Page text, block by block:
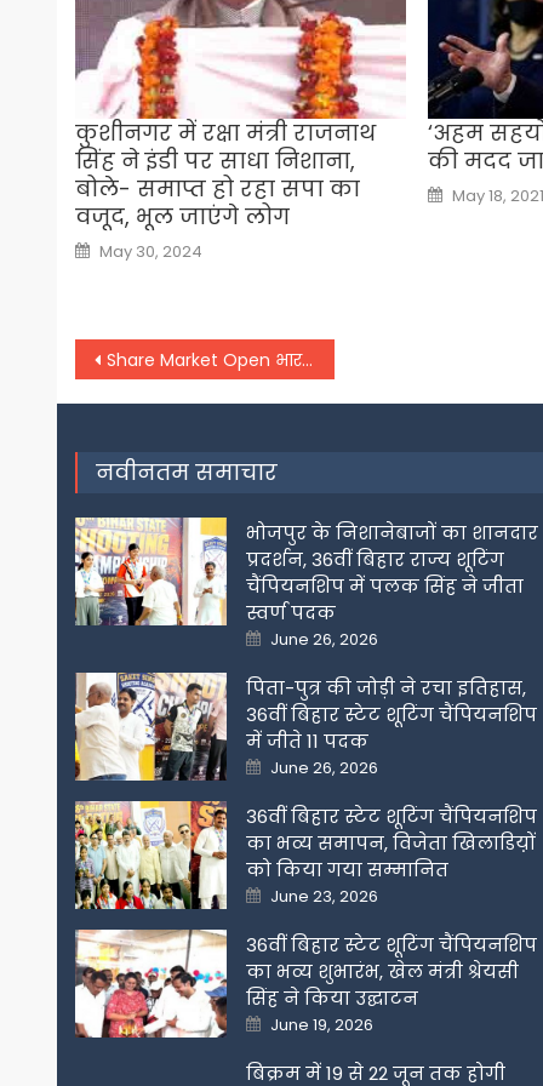
कुशीनगर में रक्षा मंत्री राजनाथ
सिंह ने इंडी पर साधा निशाना,
बोले- समाप्त हो रहा सपा का
वजूद, भूल जाएंगे लोग
Posted
on
May 30, 2024
‘अहम
की मदद
Posted
on
May 18, 2021
Post
navigation
Share Market Open भारतीय बाजार की सपाट हुई शुरुआत 65900 के नीचे पहुंचा सेंसेक्स –
नवीनतम समाचार
भोजपुर के निशानेबाजों का शानदार
प्रदर्शन, 36वीं बिहार राज्य शूटिंग
चैंपियनशिप में पलक सिंह ने जीता
स्वर्ण पदक
Posted
on
June 26, 2026
पिता-पुत्र की जोड़ी ने रचा इतिहास,
36वीं बिहार स्टेट शूटिंग चैंपियनशिप
में जीते 11 पदक
Posted
on
June 26, 2026
36वीं बिहार स्टेट शूटिंग चैंपियनशिप
का भव्य समापन, विजेता खिलाडिय़ों
को किया गया सम्मानित
Posted
on
June 23, 2026
36वीं बिहार स्टेट शूटिंग चैंपियनशिप
का भव्य शुभारंभ, खेल मंत्री श्रेयसी
सिंह ने किया उद्घाटन
Posted
on
June 19, 2026
बिक्रम में 19 से 22 जून तक होगी